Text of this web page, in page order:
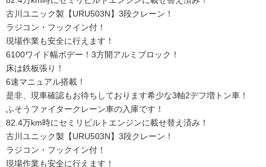
古川ユニック製【URU503N】3段クレーン！
ラジコン・フックイン付！
現場作業も安全に行えます！
6100ワイド幅ボデー！3方開アルミブロック！
床は鉄板張り！
6速マニュアル搭載！
是非、現車確認もお待ちしております希少な3軸2デフ増トン車！
ふそうファイタークレーン車の入庫です！
82.4万km時にセミリビルトエンジンに載せ替え済み！
古川ユニック製【URU503N】3段クレーン！
ラジコン・フックイン付！
現場作業も安全に行えます！